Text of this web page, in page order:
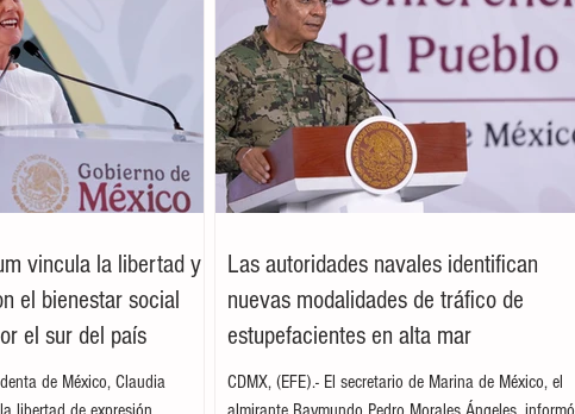
vincula la libertad y
el bienestar social
el sur del país
de México, Claudia
Las autoridades navales identifican
nuevas modalidades de tráfico de
estupefacientes en alta mar
CDMX, (EFE).- El secretario de Marina de México, el